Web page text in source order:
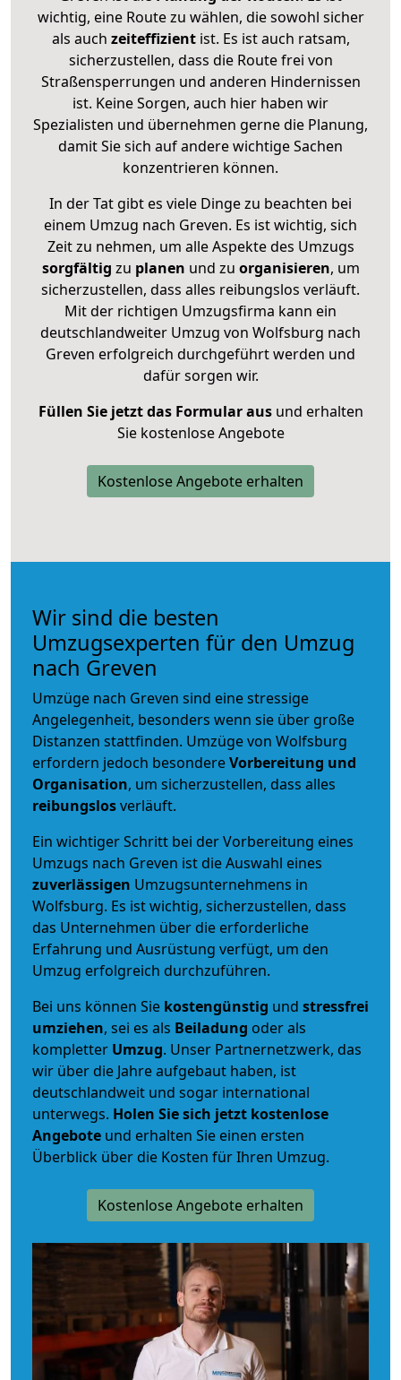
wichtig, eine Route zu wählen, die sowohl sicher
als auch zeiteffizientist. Es ist auch ratsam,
sicherzustellen, dass die Route frei von
Straßensperrungen und anderen Hindernissen
ist. Keine Sorgen, auch hier haben wir
Spezialisten und übernehmen gerne die Planung,
damit Sie sich auf andere wichtige Sachen
konzentrieren können.
In der Tat gibt es viele Dinge zu beachten bei
einem Umzug nach Greven. Es ist wichtig, sich
Zeit zu nehmen, um alle Aspekte des Umzugs
sorgfältig zu planen und zu organisieren, um
sicherzustellen, dass alles reibungslos verläuft.
Mit der richtigen Umzugsfirma kann ein
deutschlandweiter Umzug von Wolfsburg nach
Greven erfolgreich durchgeführt werden und
dafür sorgen wir.
Füllen Sie jetzt das Formular ausund erhalten
Sie kostenlose Angebote
Kostenlose Angebote erhalten
Wir sind die besten
Umzugsexperten für den Umzug
nach Greven
Umzüge nach Greven sind eine stressige
Angelegenheit, besonders wenn sie über große
Distanzen stattfinden. Umzüge von Wolfsburg
erfordern jedoch besondereVorbereitung und
Organisation, um sicherzustellen, dass alles
reibungslosverläuft.
Ein wichtiger Schritt bei der Vorbereitung eines
Umzugs nach Greven ist die Auswahl eines
zuverlässigen Umzugsunternehmens in
Wolfsburg. Es ist wichtig, sicherzustellen, dass
das Unternehmen über die erforderliche
Erfahrung und Ausrüstung verfügt, um den
Umzug erfolgreich durchzuführen.
Bei uns können Sie kostengünstig und stressfrei
umziehen, sei es als Beiladung oder als
kompletter Umzug. Unser Partnernetzwerk, das
wir über die Jahre aufgebaut haben, ist
deutschlandweit und sogar international
unterwegs. Holen Sie sich jetzt kostenlose
Angebote und erhalten Sie einen ersten
Überblick über die Kosten für Ihren Umzug.
Kostenlose Angebote erhalten